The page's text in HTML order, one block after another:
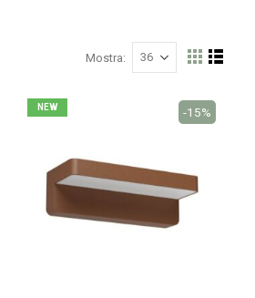
Mostra
Mostra
NEW -15%